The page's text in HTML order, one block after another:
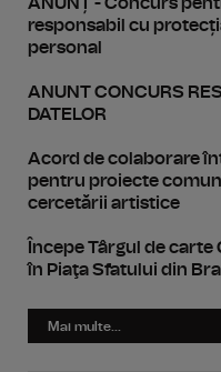
responsabil cu
personal
ANUNT CONCURS
DATELOR
Acord de colaborare
pentru proiecte
cercetării artistice
Începe Târgul de carte
în Piaţa Sfatului din
Mai multe...